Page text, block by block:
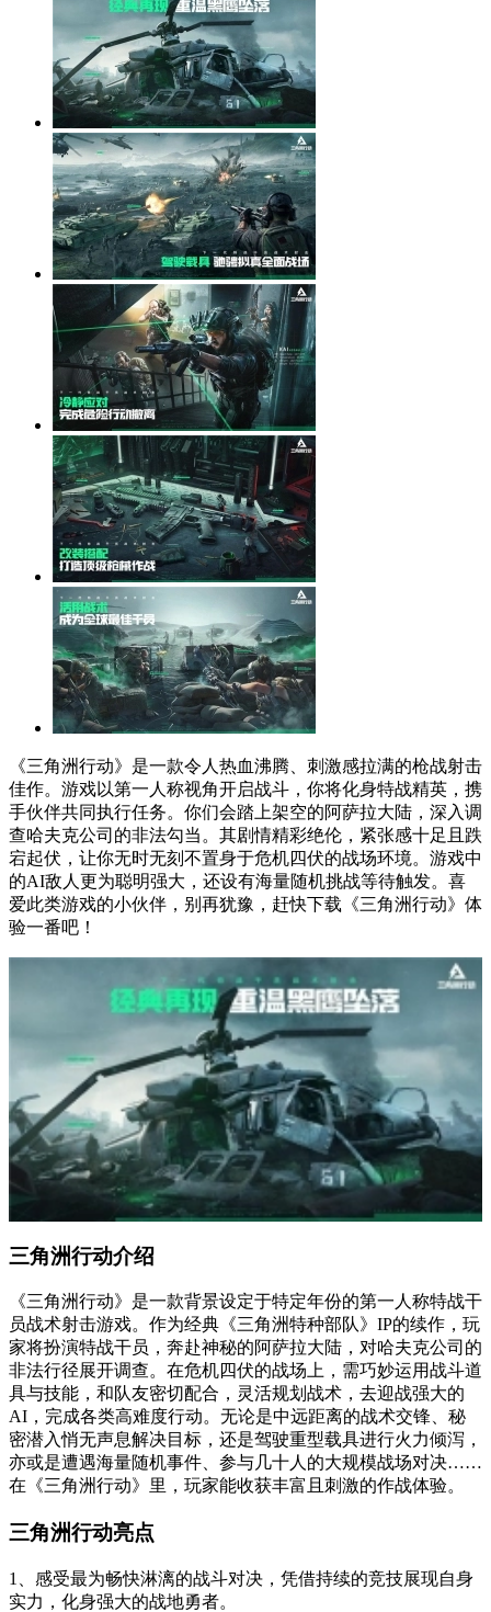
《三角洲行动》是一款令人热血沸腾、刺激感拉满的枪战射击
佳作。游戏以第一人称视角开启战斗，你将化身特战精英，携
手伙伴共同执行任务。你们会踏上架空的阿萨拉大陆，深入调
查哈夫克公司的非法勾当。其剧情精彩绝伦，紧张感十足且跌
宕起伏，让你无时无刻不置身于危机四伏的战场环境。游戏中
的AI敌人更为聪明强大，还设有海量随机挑战等待触发。喜
爱此类游戏的小伙伴，别再犹豫，赶快下载《三角洲行动》体
验一番吧！
三角洲行动介绍
《三角洲行动》是一款背景设定于特定年份的第一人称特战干
员战术射击游戏。作为经典《三角洲特种部队》IP的续作，玩
家将扮演特战干员，奔赴神秘的阿萨拉大陆，对哈夫克公司的
非法行径展开调查。在危机四伏的战场上，需巧妙运用战斗道
具与技能，和队友密切配合，灵活规划战术，去迎战强大的
AI，完成各类高难度行动。无论是中远距离的战术交锋、秘
密潜入悄无声息解决目标，还是驾驶重型载具进行火力倾泻，
亦或是遭遇海量随机事件、参与几十人的大规模战场对决……
在《三角洲行动》里，玩家能收获丰富且刺激的作战体验。
三角洲行动亮点
1、感受最为畅快淋漓的战斗对决，凭借持续的竞技展现自身
实力，化身强大的战地勇者。